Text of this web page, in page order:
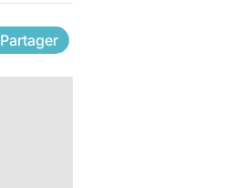
Partager